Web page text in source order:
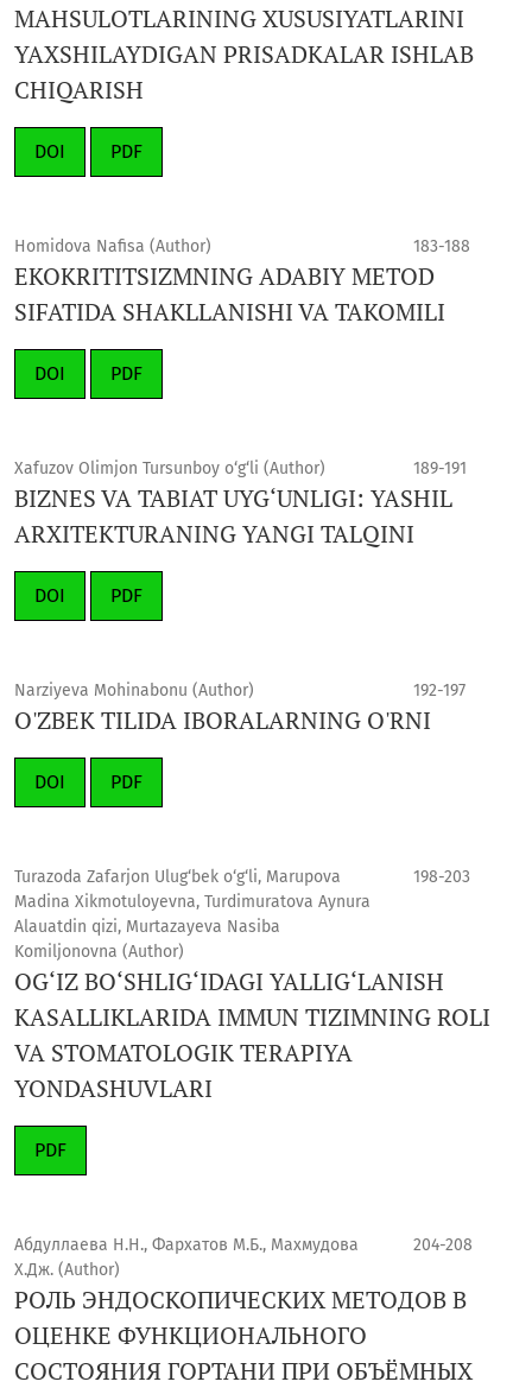
MAHSULOTLARINING XUSUSIYATLARINI
YAXSHILAYDIGAN PRISADKALAR ISHLAB
CHIQARISH
DOI PDF
Homidova Nafisa (Author) 183-188
EKOKRITITSIZMNING ADABIY METOD
SIFATIDA SHAKLLANISHI VA TAKOMILI
DOI PDF
Xafuzov Olimjon Tursunboy o‘g‘li (Author) 189-191
BIZNES VA TABIAT UYG‘UNLIGI: YASHIL
ARXITEKTURANING YANGI TALQINI
DOI PDF
Narziyeva Mohinabonu (Author) 192-197
O'ZBEK TILIDA IBORALARNING O'RNI
DOI PDF
Turazoda Zafarjon Ulug‘bek o‘g‘li, Marupova
Madina Xikmotuloyevna, Turdimuratova Aynura
Alauatdin qizi, Murtazayeva Nasiba
Komiljonovna (Author)
198-203
OG‘IZ BO‘SHLIG‘IDAGI YALLIG‘LANISH
KASALLIKLARIDA IMMUN TIZIMNING ROLI
VA STOMATOLOGIK TERAPIYA
YONDASHUVLARI
PDF
Абдуллаева Н.Н., Фархатов М.Б., Махмудова
Х.Дж. (Author)
204-208
РОЛЬ ЭНДОСКОПИЧЕСКИХ МЕТОДОВ В
ОЦЕНКЕ ФУНКЦИОНАЛЬНОГО
СОСТОЯНИЯ ГОРТАНИ ПРИ ОБЪЁМНЫХ